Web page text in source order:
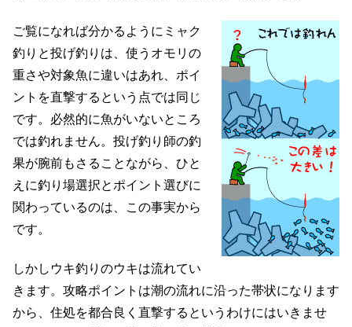
ご覧になれば分かるようにミャク
釣りと投げ釣りは、使うオモリの
重さや対象魚に違いはあれ、ポイ
ントを直撃するという点では同じ
です。必然的に魚がいないところ
では釣れません。投げ釣り師の釣
果が腕前もさることながら、ひと
えに釣り場選択とポイント選びに
関わっているのは、この事実から
です。
しかしウキ釣りのウキは流れてい
きます。攻略ポイントは潮の流れに沿った帯状になります
から、住処を都合良く直撃するというわけにはいきませ